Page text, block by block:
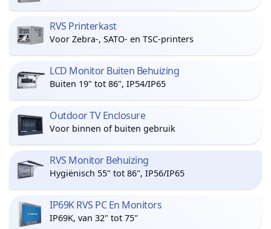
RVS Printerkast
Voor Zebra-, SATO- en TSC-printers
LCD Monitor Buiten Behuizing
Buiten 19" tot 86", IP54/IP65
Outdoor TV Enclosure
Voor binnen of buiten gebruik
RVS Monitor Behuizing
Hygiënisch 55" tot 86", IP56/IP65
IP69K RVS PC En Monitors
IP69K, van 32" tot 75"